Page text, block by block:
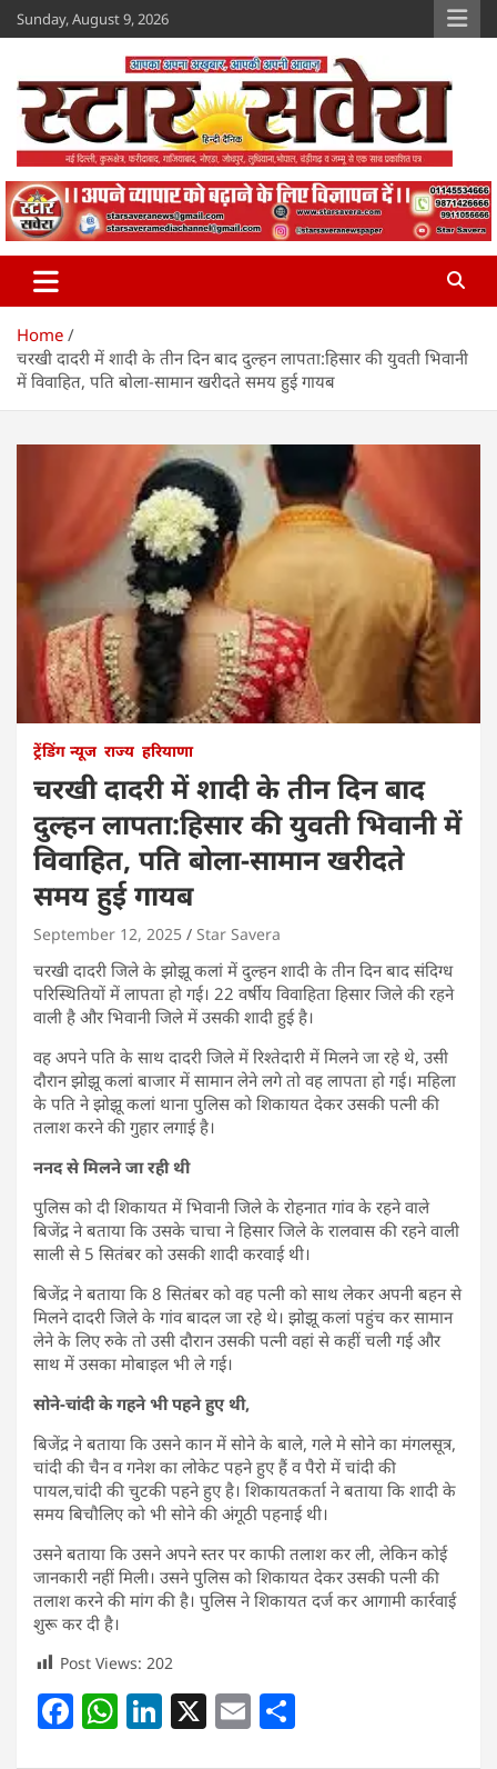
Skip
to
Sunday, August 9, 2026
Star Savera
www.starsavera.com
Home
चरखी दादरी में शादी के तीन दिन बाद दुल्हन लापता:हिसार की युवती भिवानी
में विवाहित, पति बोला-सामान खरीदते समय हुई गायब
ट्रेंडिंग न्यूज राज्य हरियाणा
चरखी दादरी में शादी के तीन दिन बाद
दुल्हन लापता:हिसार की युवती भिवानी में
विवाहित, पति बोला-सामान खरीदते
समय हुई गायब
September 12, 2025 Star Savera
चरखी दादरी जिले के झोझू कलां में दुल्हन शादी के तीन दिन बाद संदिग्ध
परिस्थितियों में लापता हो गई। 22 वर्षीय विवाहिता हिसार जिले की रहने
वाली है और भिवानी जिले में उसकी शादी हुई है।
वह अपने पति के साथ दादरी जिले में रिश्तेदारी में मिलने जा रहे थे, उसी
दौरान झोझू कलां बाजार में सामान लेने लगे तो वह लापता हो गई। महिला
के पति ने झोझू कलां थाना पुलिस को शिकायत देकर उसकी पत्नी की
तलाश करने की गुहार लगाई है।
ननद से मिलने जा रही थी
पुलिस को दी शिकायत में भिवानी जिले के रोहनात गांव के रहने वाले
बिजेंद्र ने बताया कि उसके चाचा ने हिसार जिले के रालवास की रहने वाली
साली से 5 सितंबर को उसकी शादी करवाई थी।
बिजेंद्र ने बताया कि 8 सितंबर को वह पत्नी को साथ लेकर अपनी बहन से
मिलने दादरी जिले के गांव बादल जा रहे थे। झोझू कलां पहुंच कर सामान
लेने के लिए रुके तो उसी दौरान उसकी पत्नी वहां से कहीं चली गई और
साथ में उसका मोबाइल भी ले गई।
सोने-चांदी के गहने भी पहने हुए थी,
बिजेंद्र ने बताया कि उसने कान में सोने के बाले, गले मे सोने का मंगलसूत्र,
चांदी की चैन व गनेश का लोकेट पहने हुए हैं व पैरो में चांदी की
पायल,चांदी की चुटकी पहने हुए है। शिकायतकर्ता ने बताया कि शादी के
समय बिचौलिए को भी सोने की अंगूठी पहनाई थी।
उसने बताया कि उसने अपने स्तर पर काफी तलाश कर ली, लेकिन कोई
जानकारी नहीं मिली। उसने पुलिस को शिकायत देकर उसकी पत्नी की
तलाश करने की मांग की है। पुलिस ने शिकायत दर्ज कर आगामी कार्रवाई
शुरू कर दी है।
Post Views: 202
F W Li X E